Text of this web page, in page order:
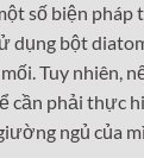
số biện pháp
dụng bột
Tuy nhiên,
cần phải thực
ngủ của